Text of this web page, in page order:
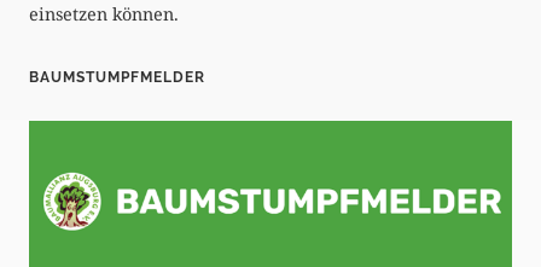
einsetzen können.
BAUMSTUMPFMELDER